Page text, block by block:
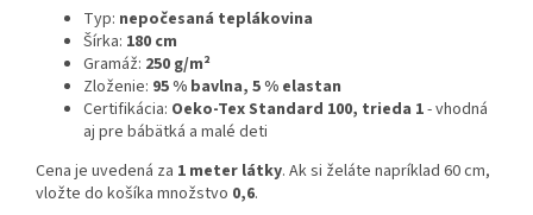
Typ: nepočesaná teplákovina
Šírka: 180 cm
Gramáž: 250 g/m²
Zloženie: 95 % bavlna, 5 % elastan
Certifikácia: Oeko-Tex Standard 100, trieda 1- vhodná
aj pre bábätká a malé deti
Cena je uvedená za 1 meter látky. Ak si želáte napríklad 60 cm,
vložte do košíka množstvo 0,6.